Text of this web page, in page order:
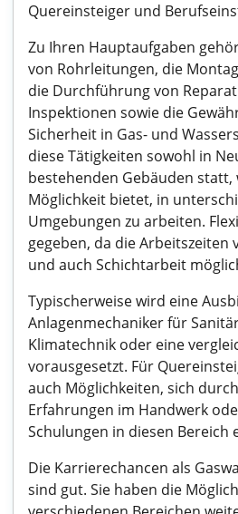
Quereinsteiger und
Zu Ihren Hauptaufgaben
von Rohrleitungen, die
die Durchführung von
Inspektionen sowie die
Sicherheit in Gas- und
diese Tätigkeiten sowohl in
bestehenden Gebäuden statt,
Möglichkeit bietet, in
Umgebungen zu arbeiten.
gegeben, da die Arbeitszeiten
und auch Schichtarbeit
Typischerweise wird eine
Anlagenmechaniker für
Klimatechnik oder eine
vorausgesetzt. Für
auch Möglichkeiten, sich
Erfahrungen im Handwerk
Schulungen in diesen Bereich
Die Karrierechancen als
sind gut. Sie haben die